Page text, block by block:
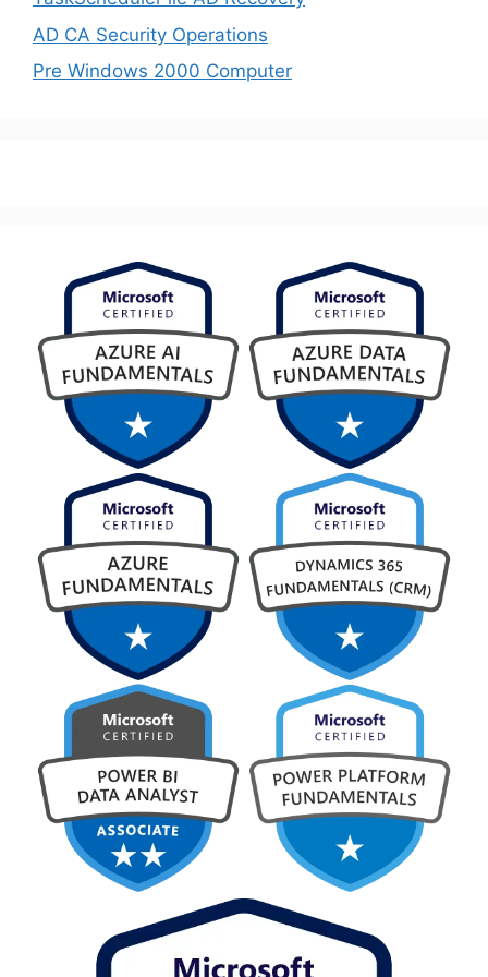
AD CA Security Operations
Pre Windows 2000 Computer